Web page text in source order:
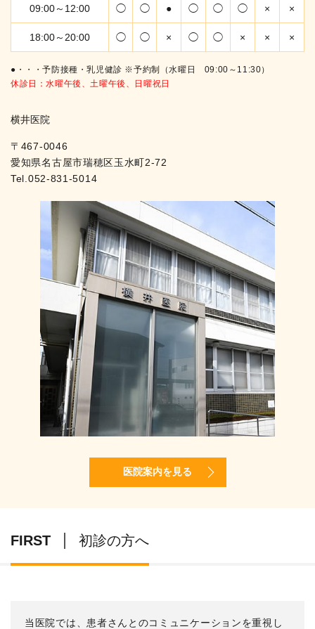
09:00～12:00 ◯ ◯ ● ◯ ◯ ◯ × ×
18:00～20:00 ◯ ◯ × ◯ ◯ × × ×
●・・・予防接種・乳児健診 ※予約制（水曜日 09:00～11:30）
休診日：水曜午後、土曜午後、日曜祝日
横井医院
〒467-0046
愛知県名古屋市瑞穂区玉水町2-72
Tel.052-831-5014
医院案内を見る
FIRST 初診の方へ
当医院では、患者さんとのコミュニケーションを重視し